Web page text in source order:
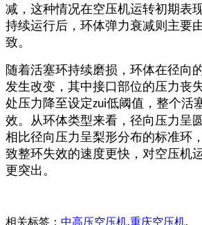
减，这种情况在空压机运转初期表
持续运行后，环体弹力衰减则主要
致。
随着活塞环持续磨损，环体在径向
发生改变，其中接口部位的压力丧
处压力降至设定zui低阈值，整个活
效。从环体类型来看，径向压力呈
相比径向压力呈梨形分布的标准环
致整环失效的速度更快，对空压机
更突出。
相关标签： 中高压空压机,重庆空压机,